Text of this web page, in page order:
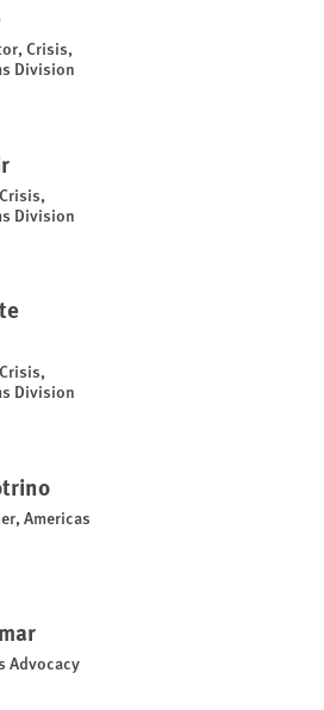
Crisis,
Division
Division
Division
Americas
Advocacy